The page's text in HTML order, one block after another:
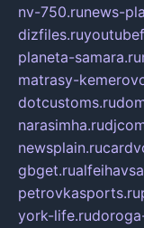
nv-750.runews-
dizfiles.ru
planeta-samara.ru
matrasy-
dotcustoms.ru
narasimha.ru
newsplain.ru
gbget.ru
petrovkasports.ru
york-life.ru